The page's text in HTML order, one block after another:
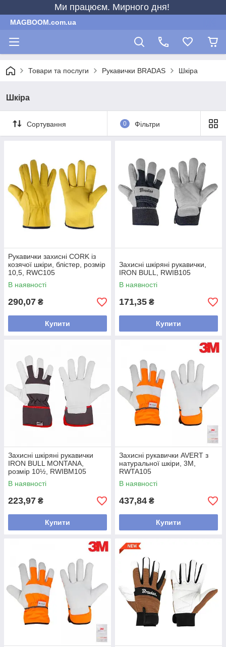
Ми працюєм. Мирного дня!
MAGBOOM.com.ua
Товари та послуги Рукавички BRADAS Шкіра
Шкіра
Сортування 0 Фільтри
Рукавички захисні CORK із
козячої шкіри, блістер, розмір
10,5, RWC105
В наявності
290,07 ₴
Купити
Захисні шкіряні рукавички,
IRON BULL, RWIB105
В наявності
171,35 ₴
Купити
Захисні шкіряні рукавички
IRON BULL MONTANA,
розмір 10½, RWIBM105
В наявності
223,97 ₴
Купити
Захисні рукавички AVERT з
натуральної шкіри, 3M,
RWTA105
В наявності
437,84 ₴
Купити